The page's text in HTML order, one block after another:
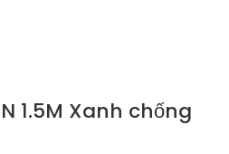
1.5M Xanh chống